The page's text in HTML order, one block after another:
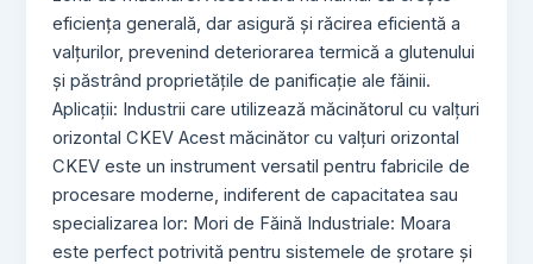
eficiența generală, dar asigură și răcirea eficientă a
valțurilor, prevenind deteriorarea termică a glutenului
și păstrând proprietățile de panificație ale făinii.
Aplicații: Industrii care utilizează măcinătorul cu valțuri
orizontal CKEV Acest măcinător cu valțuri orizontal
CKEV este un instrument versatil pentru fabricile de
procesare moderne, indiferent de capacitatea sau
specializarea lor: Mori de Făină Industriale: Moara
este perfect potrivită pentru sistemele de șrotare și